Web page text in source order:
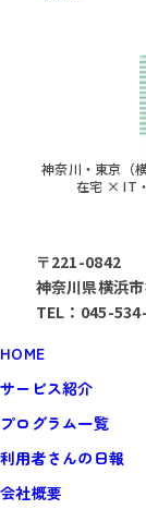
神奈川・東京（
在宅 × IT
〒221-0842
神奈川県横浜
TEL：045-
HOME
サービス紹介
プログラム一覧
利用者さんの日報
会社概要